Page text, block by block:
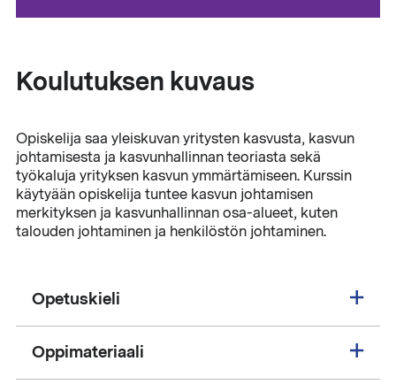
Koulutuksen kuvaus
Opiskelija saa yleiskuvan yritysten kasvusta, kasvun
johtamisesta ja kasvunhallinnan teoriasta sekä
työkaluja yrityksen kasvun ymmärtämiseen. Kurssin
käytyään opiskelija tuntee kasvun johtamisen
merkityksen ja kasvunhallinnan osa-alueet, kuten
talouden johtaminen ja henkilöstön johtaminen.
Opetuskieli
Oppimateriaali